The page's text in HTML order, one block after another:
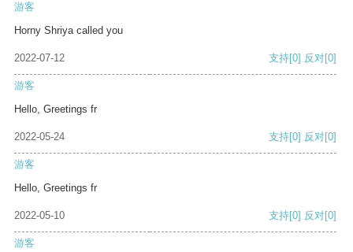
游客
Horny Shriya called you
2022-07-12 支持[0] 反对[0]
游客
Hello, Greetings fr
2022-05-24 支持[0] 反对[0]
游客
Hello, Greetings fr
2022-05-10 支持[0] 反对[0]
游客